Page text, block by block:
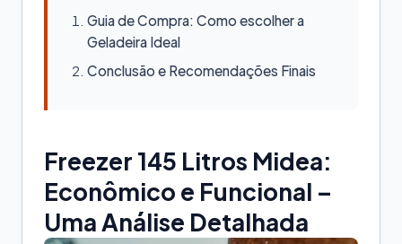
Guia de Compra: Como escolher a
Geladeira Ideal
Conclusão e Recomendações Finais
Freezer 145 Litros Midea:
Econômico e Funcional –
Uma Análise Detalhada